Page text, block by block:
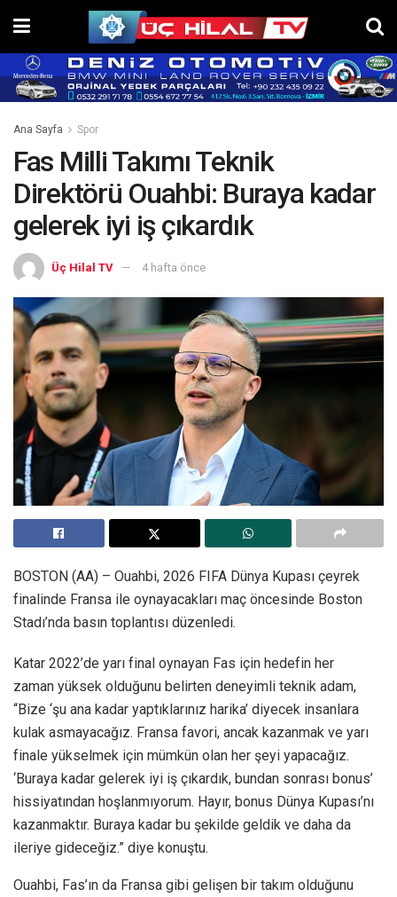
Ana Sayfa Spor
Fas Milli Takımı Teknik
Direktörü Ouahbi: Buraya kadar
gelerek iyi iş çıkardık
Üç Hilal TV 4 hafta önce
BOSTON (AA) – Ouahbi, 2026 FIFA Dünya Kupası çeyrek
finalinde Fransa ile oynayacakları maç öncesinde Boston
Stadı’nda basın toplantısı düzenledi.
Katar 2022’de yarı final oynayan Fas için hedefin her
zaman yüksek olduğunu belirten deneyimli teknik adam,
“Bize ‘şu ana kadar yaptıklarınız harika’ diyecek insanlara
kulak asmayacağız. Fransa favori, ancak kazanmak ve yarı
finale yükselmek için mümkün olan her şeyi yapacağız.
‘Buraya kadar gelerek iyi iş çıkardık, bundan sonrası bonus’
hissiyatından hoşlanmıyorum. Hayır, bonus Dünya Kupası’nı
kazanmaktır. Buraya kadar bu şekilde geldik ve daha da
ileriye gideceğiz.” diye konuştu.
Ouahbi, Fas’ın da Fransa gibi gelişen bir takım olduğunu